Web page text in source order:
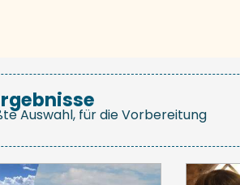
Auswahl, für die Vorbereitung